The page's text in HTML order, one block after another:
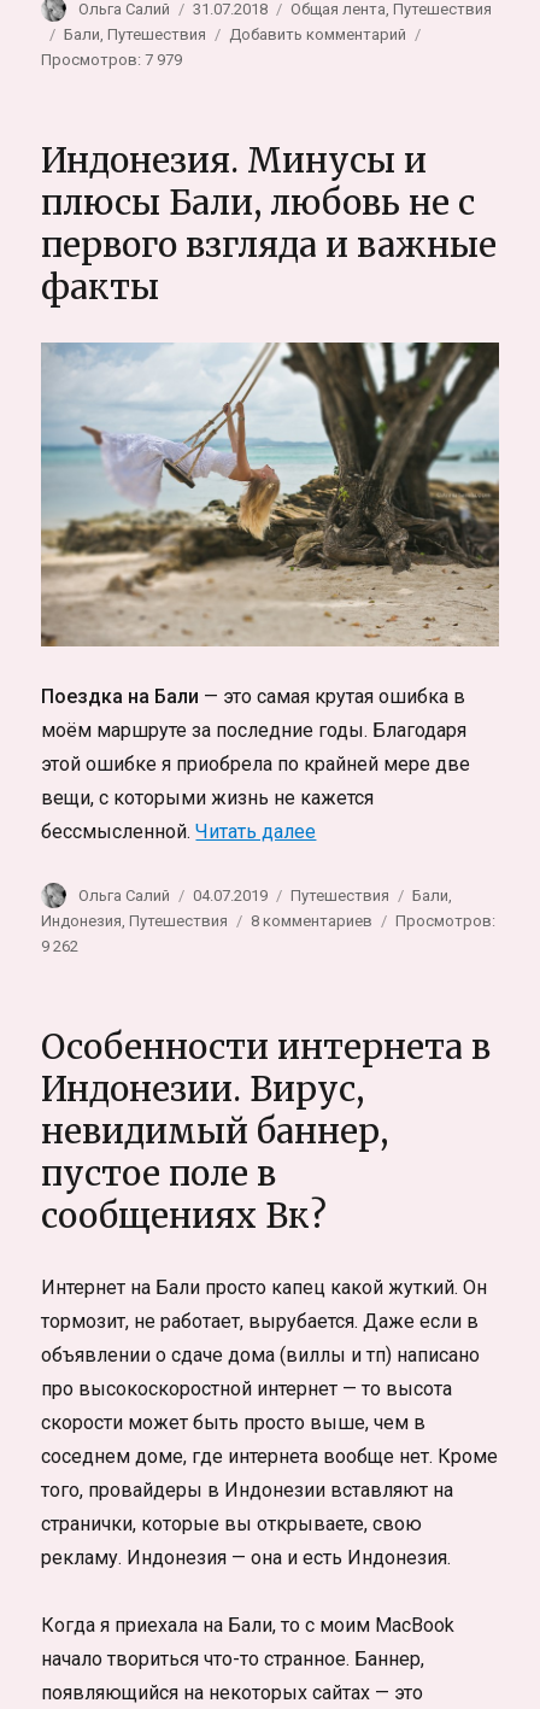
Автор
Ольга Салий Опубликовано
31.07.2018 Рубрики
Общая лента ,Путешествия
Метки
Бали ,Путешествия Добавить комментарий
океан
bubble-
house
Просмотров: 7 979
Индонезия. Минусы и
плюсы Бали, любовь не с
первого взгляда и важные
факты
Поездка на Бали — это самая крутая ошибка в
моём маршруте за последние годы. Благодаря
этой ошибке я приобрела по крайней мере две
вещи, с которыми жизнь не кажется
бессмысленной.Читать далее«Индонезия. Минусы и
Автор
Ольга Салий Опубликовано
04.07.2019 Рубрики
Путешествия Метки
Бали,
Индонезия,Путешествия 8 комментариев
плюсы
Бали,
не
с
Просмотров:
9 262
Особенности интернета в
Индонезии. Вирус,
невидимый баннер,
пустое поле в
сообщениях Вк?
Интернет на Бали просто капец какой жуткий. Он
тормозит, не работает, вырубается. Даже если в
объявлении о сдаче дома (виллы и тп) написано
про высокоскоростной интернет — то высота
скорости может быть просто выше, чем в
соседнем доме, где интернета вообще нет. Кроме
того, провайдеры в Индонезии вставляют на
странички, которые вы открываете, свою
рекламу. Индонезия — она и есть Индонезия.
Когда я приехала на Бали, то с моим MacBook
начало твориться что-то странное. Баннер,
появляющийся на некоторых сайтах — это